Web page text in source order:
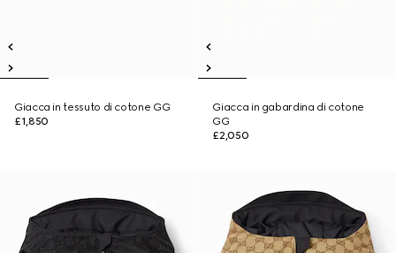
Giacca in tessuto di cotone GG
£1,850
Giacca in gabardina di cotone
GG
£2,050